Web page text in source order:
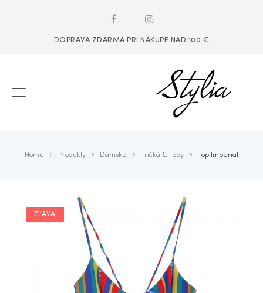
DOPRAVA ZDARMA PRI NÁKUPE NAD 100 €
Home Produkty Dámske Tričká & Topy Top Imperial
ZĽAVA!